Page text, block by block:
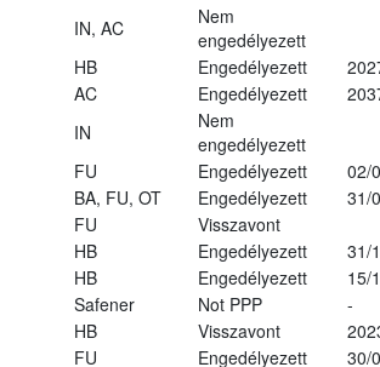
IN, AC
Nem
engedélyezett
HB Engedélyezett
AC Engedélyezett
IN
Nem
engedélyezett
FU Engedélyezett
02/
BA, FU, OT Engedélyezett
31/
FU
Visszavont
HB Engedélyezett
31/
HB Engedélyezett
15/
Safener Not PPP
-
HB Visszavont
FU Engedélyezett
30/